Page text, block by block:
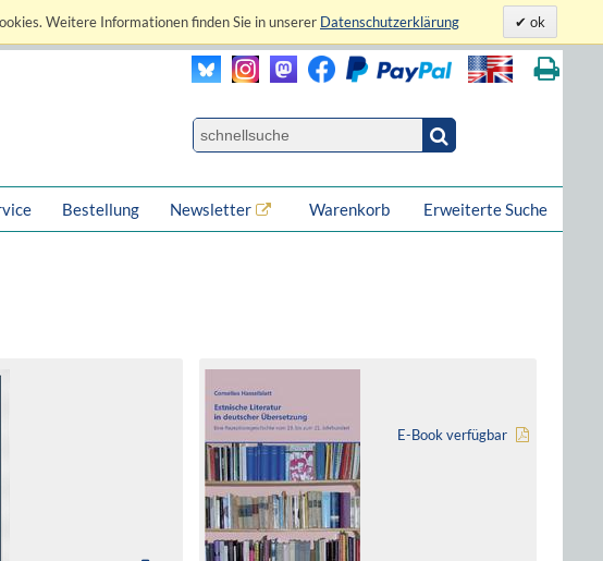
Weitere Informationen finden Sie in unserer Datenschutzerklärung ok
Bestellung Newsletter Erweiterte Suche
Warenkorb
E-Book verfügbar